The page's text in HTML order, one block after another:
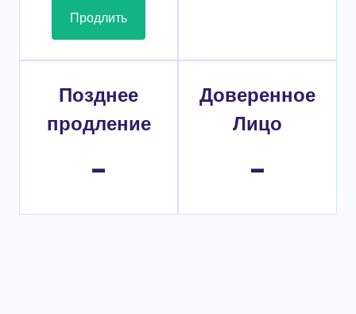
Продлить
Позднее
продление
-
Доверенное
Лицо
-